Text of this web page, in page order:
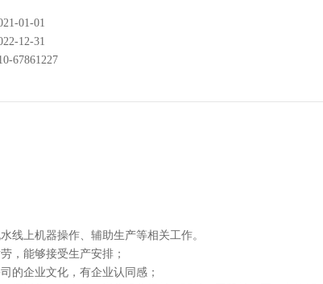
01-01
12-31
67861227
线上机器操作、辅助生产等相关工作。
，能够接受生产安排；
的企业文化，有企业认同感；